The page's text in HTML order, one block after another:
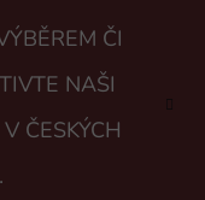
ČI
NAŠI
ČESKÝCH